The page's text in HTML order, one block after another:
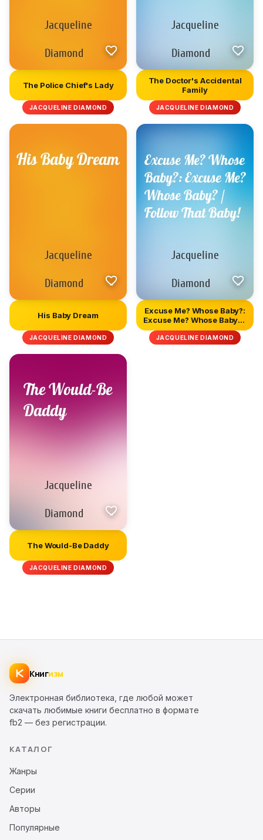
The Police Chief's Lady
JACQUELINE DIAMOND
The Doctor's Accidental
Family
JACQUELINE DIAMOND
His Baby Dream
JACQUELINE DIAMOND
Excuse Me? Whose Baby?:
Excuse Me? Whose Baby? /
F...
JACQUELINE DIAMOND
The Would-Be Daddy
JACQUELINE DIAMOND
Книгизм
Электронная библиотека, где любой может
скачать любимые книги бесплатно в формате
fb2 — без регистрации.
КАТАЛОГ
Жанры
Серии
Авторы
Популярные